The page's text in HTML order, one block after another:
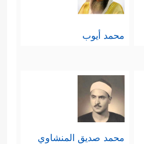
محمد أيوب
محمد صديق المنشاوي